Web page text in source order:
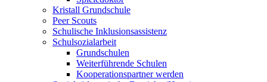
Kristall Grundschule
Peer Scouts
Schulische Inklusionsassistenz
Schulsozialarbeit
Grundschulen
Weiterführende Schulen
Kooperationspartner werden